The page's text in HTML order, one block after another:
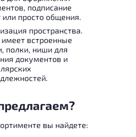
подписание
или просто общения.
пространства.
имеет встроенные
полки, ниши для
документов и
вы найдете: